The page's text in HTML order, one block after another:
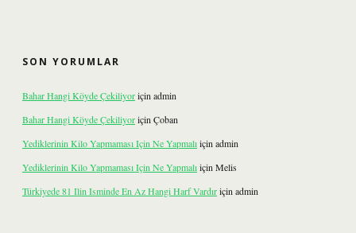
SON YORUMLAR
Bahar Hangi Köyde Çekiliyoriçin admin
Bahar Hangi Köyde Çekiliyoriçin Çoban
Yediklerinin Kilo Yapmaması Için Ne Yapmalıiçin admin
Yediklerinin Kilo Yapmaması Için Ne Yapmalıiçin Melis
Türkiyede 81 Ilin Isminde En Az Hangi Harf Vardıriçin admin